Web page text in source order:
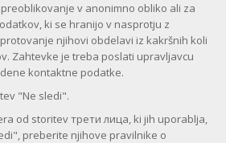
v anonimno obliko ali za
ki se hranijo v nasprotju z
njihovi obdelavi iz kakršnih koli
Zahtevke je treba poslati upravljavcu
kontaktne podatke.
"Ne sledi".
od storitev трети лица, ki jih uporablja,
preberite njihove pravilnike o